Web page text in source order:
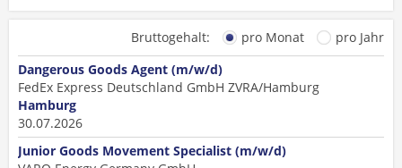
Bruttogehalt: pro Monat
pro Jahr
Dangerous Goods Agent (m/w/d)
FedEx Express Deutschland GmbH ZVRA/Hamburg
Hamburg
30.07.2026
Junior Goods Movement Specialist (m/w/d)